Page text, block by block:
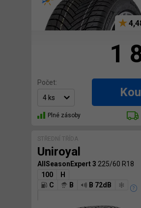
1
Počet:
Plné zásoby
STŘEDNÍ TŘÍDA
Uniroyal
AllSeasonExpert 3 225/60 R18
100
H
C
B B 72dB